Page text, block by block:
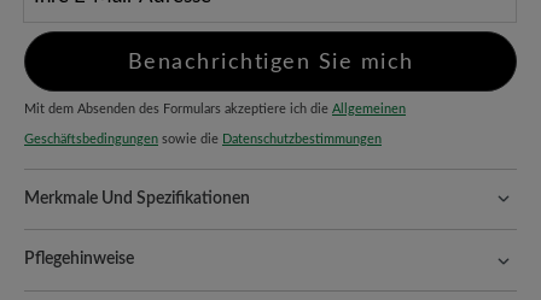
Benachrichtigen Sie mich
Mit dem Absenden des Formulars akzeptiere ich die Allgemeinen
Geschäftsbedingungen sowie die Datenschutzbestimmungen
Merkmale Und Spezifikationen
Natürlich geformte Schuhe, handgefertigt hergestellt.
Qualität, die man spürt:Gefettetes Rindnappaleder punktet mit
Pflegehinweise